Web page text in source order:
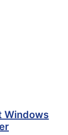
Windows